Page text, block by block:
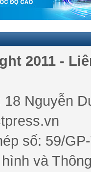
2011 -
Nguyễn
số: 59/
và